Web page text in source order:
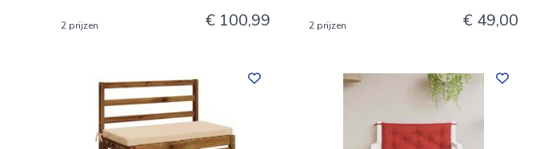
2 prijzen € 100,99 2 prijzen € 49,00